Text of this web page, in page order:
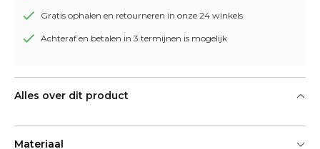
Gratis ophalen en retourneren in onze 24 winkels
Achteraf en betalen in 3 termijnen is mogelijk
Alles over dit product
Materiaal